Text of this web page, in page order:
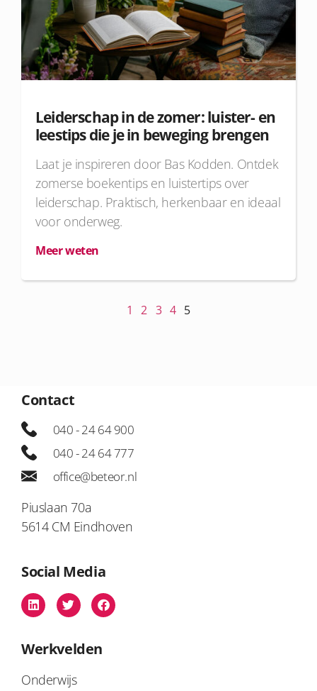
Leiderschap in de zomer: luister- en
leestips die je in beweging brengen
Laat je inspireren door Bas Kodden. Ontdek
zomerse boekentips en luistertips over
leiderschap. Praktisch, herkenbaar en ideaal
voor onderweg.
Meer weten
1 2 3 4 5
Contact
040 - 24 64 900
040 - 24 64 777
office@beteor.nl
Piuslaan 70a
5614 CM Eindhoven
Social Media
Werkvelden
Onderwijs